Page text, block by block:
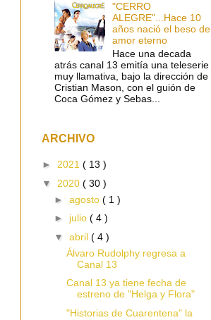
"CERRO
ALEGRE"...Hace 10
años nació el beso de
amor eterno
Hace una decada
atrás canal 13 emitía una teleserie
muy llamativa, bajo la dirección de
Cristian Mason, con el guión de
Coca Gómez y Sebas...
ARCHIVO
► 2021 ( 13 )
▼ 2020 ( 30 )
► agosto ( 1 )
► julio ( 4 )
▼ abril ( 4 )
Álvaro Rudolphy regresa a
Canal 13
Canal 13 ya tiene fecha de
estreno de "Helga y Flora"
"Historias de Cuarentena" la